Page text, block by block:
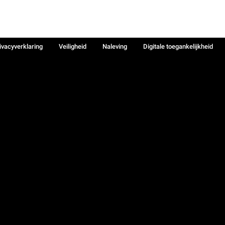
Veiligheid Naleving
Digitale toegankelijkheid